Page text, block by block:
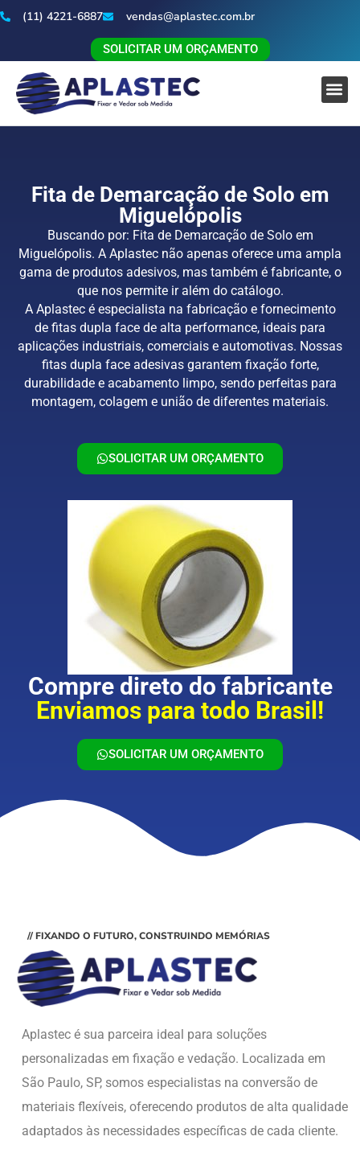
(11) 4221-6887 vendas@aplastec.com.br
SOLICITAR UM ORÇAMENTO
Fita de Demarcação de Solo em
Miguelópolis
Buscando por: Fita de Demarcação de Solo em
Miguelópolis. A Aplastec não apenas oferece uma ampla
gama de produtos adesivos, mas também é fabricante, o
que nos permite ir além do catálogo.
A Aplastec é especialista na fabricação e fornecimento
de fitas dupla face de alta performance, ideais para
aplicações industriais, comerciais e automotivas. Nossas
fitas dupla face adesivas garantem fixação forte,
durabilidade e acabamento limpo, sendo perfeitas para
montagem, colagem e união de diferentes materiais.
SOLICITAR UM ORÇAMENTO
Compre direto do fabricante
Enviamos para todo Brasil!
SOLICITAR UM ORÇAMENTO
// FIXANDO O FUTURO, CONSTRUINDO MEMÓRIAS
Aplastec é sua parceira ideal para soluções
personalizadas em fixação e vedação. Localizada em
São Paulo, SP, somos especialistas na conversão de
materiais flexíveis, oferecendo produtos de alta qualidade
adaptados às necessidades específicas de cada cliente.